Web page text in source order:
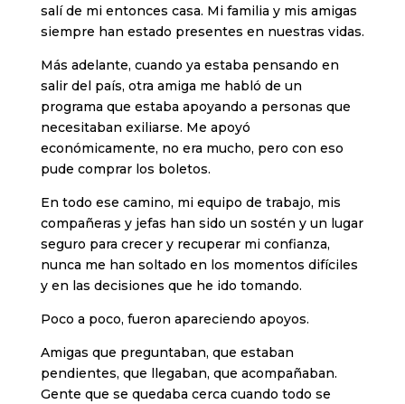
salí de mi entonces casa. Mi familia y mis amigas
siempre han estado presentes en nuestras vidas.
Más adelante, cuando ya estaba pensando en
salir del país, otra amiga me habló de un
programa que estaba apoyando a personas que
necesitaban exiliarse. Me apoyó
económicamente, no era mucho, pero con eso
pude comprar los boletos.
En todo ese camino, mi equipo de trabajo, mis
compañeras y jefas han sido un sostén y un lugar
seguro para crecer y recuperar mi confianza,
nunca me han soltado en los momentos difíciles
y en las decisiones que he ido tomando.
Poco a poco, fueron apareciendo apoyos.
Amigas que preguntaban, que estaban
pendientes, que llegaban, que acompañaban.
Gente que se quedaba cerca cuando todo se